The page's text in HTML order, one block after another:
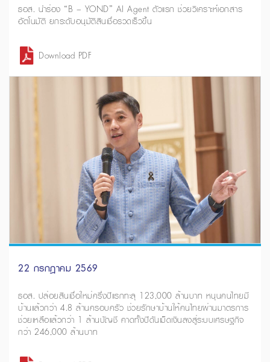
ธอส. นำร่อง “B – YOND” AI Agent ตัวแรก ช่วยวิเคราะห์เอกสาร
อัตโนมัติ ยกระดับอนุมัติสินเชื่อรวดเร็วขึ้น
Download PDF
22 กรกฎาคม 2569
ธอส. ปล่อยสินเชื่อใหม่ครึ่งปีแรกทะลุ 123,000 ล้านบาท หนุนคนไทยมี
บ้านแล้วกว่า 4.8 ล้านครอบครัว ช่วยรักษาบ้านให้คนไทยผ่านมาตรการ
ช่วยเหลือแล้วกว่า 1 ล้านบัญชี คาดทั้งปีดันเม็ดเงินลงสู่ระบบเศรษฐกิจ
กว่า 246,000 ล้านบาท